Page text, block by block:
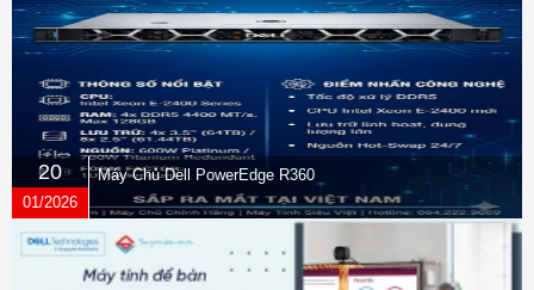
20
01/2026
Máy Chủ Dell PowerEdge R360